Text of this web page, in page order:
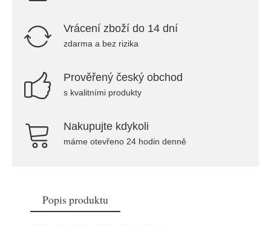
Vrácení zboží do 14 dní
zdarma a bez rizika
Prověřený český obchod
s kvalitními produkty
Nakupujte kdykoli
máme otevřeno 24 hodin denně
Popis produktu